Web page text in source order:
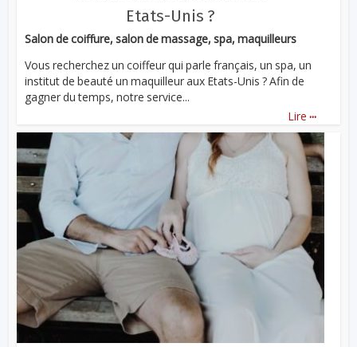
Etats-Unis ?
Salon de coiffure, salon de massage, spa, maquilleurs
Vous recherchez un coiffeur qui parle français, un spa, un
institut de beauté un maquilleur aux Etats-Unis ? Afin de
gagner du temps, notre service...
Lire ...